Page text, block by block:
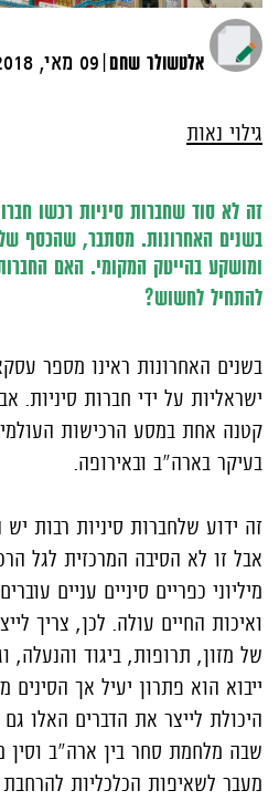
אלטשולר שחם|09 מאי, 2018
גילוי נאות
זה לא סוד שחברות סיניות רכשו
בשנים האחרונות. מסתבר, שהכסף
ומושקע בהייטק המקומי. האם
להתחיל לחשוש?
בשנים האחרונות ראינו מספר
ישראליות על ידי חברות סיניות.
קטנה אחת במסע הרכישות
בעיקר בארה"ב ובאירופה.
זה ידוע שלחברות סיניות רבות
אבל זו לא הסיבה המרכזית לגל
מיליוני כפריים סיניים עניים
ואיכות החיים עולה. לכן, צריך
של מזון, תרופות, ביגוד והנעלה,
ייבוא הוא פתרון יעיל אך הסינים
היכולת לייצר את הדברים האלו
שבה מלחמת סחר בין ארה"ב וסין
מעבר לשאיפות הכלכליות